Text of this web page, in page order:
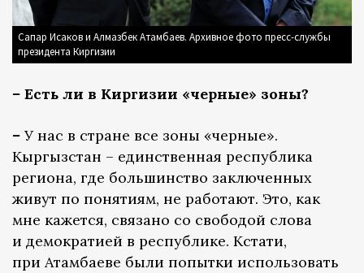
Сапар Исаков и Алмазбек Атамбаев. Архивное фото пресс-службы
президента Киргизии
– Есть ли в Киргизии «черные» зоны?
– У нас в стране все зоны «черные».
Кыргызстан – единственная республика
региона, где большинство заключенных
живут по понятиям, не работают. Это, как
мне кажется, связано со свободой слова
и демократией в республике. Кстати,
при Атамбаеве были попытки использовать